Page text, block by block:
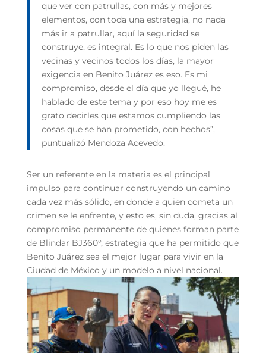
que ver con patrullas, con más y mejores
elementos, con toda una estrategia, no nada
más ir a patrullar, aquí la seguridad se
construye, es integral. Es lo que nos piden las
vecinas y vecinos todos los días, la mayor
exigencia en Benito Juárez es eso. Es mi
compromiso, desde el día que yo llegué, he
hablado de este tema y por eso hoy me es
grato decirles que estamos cumpliendo las
cosas que se han prometido, con hechos”,
puntualizó Mendoza Acevedo.
Ser un referente en la materia es el principal
impulso para continuar construyendo un camino
cada vez más sólido, en donde a quien cometa un
crimen se le enfrente, y esto es, sin duda, gracias al
compromiso permanente de quienes forman parte
de Blindar BJ360°, estrategia que ha permitido que
Benito Juárez sea el mejor lugar para vivir en la
Ciudad de México y un modelo a nivel nacional.